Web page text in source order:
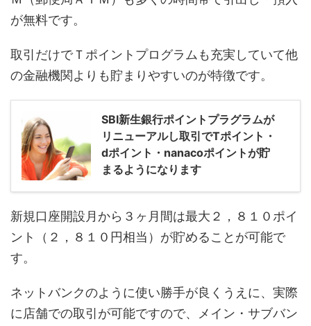
が無料です。
取引だけでＴポイントプログラムも充実していて他
の金融機関よりも貯まりやすいのが特徴です。
SBI新生銀行ポイントプラグラムが
リニューアルし取引でTポイント・
dポイント・nanacoポイントが貯
まるようになります
新規口座開設月から３ヶ月間は最大２，８１０ポイ
ント（２，８１０円相当）が貯めることが可能で
す。
ネットバンクのように使い勝手が良くうえに、実際
に店舗での取引が可能ですので、メイン・サブバン